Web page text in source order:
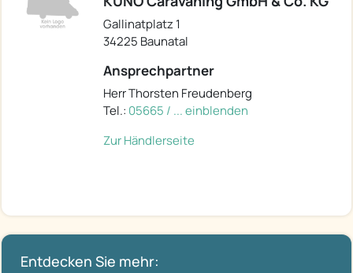
Gallinatplatz 1
34225 Baunatal
Ansprechpartner
Herr Thorsten Freudenberg
Tel.: 05665 / ... einblenden
Zur Händlerseite
Entdecken Sie mehr: